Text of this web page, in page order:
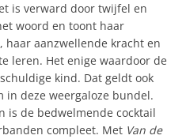
is verward door twijfel en
woord en toont haar
aanzwellende kracht en
leren. Het enige waardoor de
kind. Dat geldt ook
in deze weergaloze bundel.
is de bedwelmende cocktail
compleet. Met Van de